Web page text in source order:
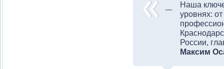
Наша
уровнях:
России,
Максим